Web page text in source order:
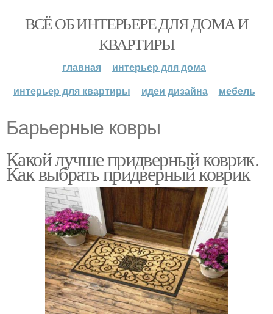
ВСЁ ОБ ИНТЕРЬЕРЕ ДЛЯ ДОМА И
КВАРТИРЫ
главная
интерьер для дома
интерьер для квартиры
идеи дизайна мебель
Барьерные ковры
Какой лучше придверный коврик.
Как выбрать придверный коврик